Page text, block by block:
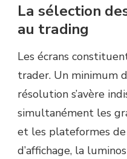
La sélection
au trading
Les écrans
trader. Un minimum
résolution s’avère
simultanément les
et les plateformes
d’affichage, la